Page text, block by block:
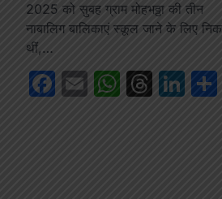
2025 को सुबह ग्राम मोहभठ्ठा की तीन
नाबालिग बालिकाएं स्कूल जाने के लिए
थीं,…
Facebook
Email